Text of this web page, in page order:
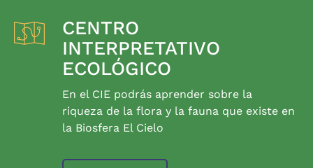
CENTRO
INTERPRETATIVO
ECOLÓGICO
En el CIE podrás aprender sobre la
riqueza de la flora y la fauna que existe en
la Biosfera El Cielo